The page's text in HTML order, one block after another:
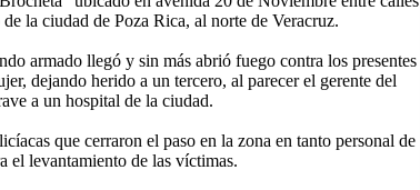
la ciudad de Poza Rica, al norte de Veracruz.
armado llegó y sin más abrió fuego contra los presentes
dejando herido a un tercero, al parecer el gerente del
a un hospital de la ciudad.
que cerraron el paso en la zona en tanto personal de
el levantamiento de las víctimas.